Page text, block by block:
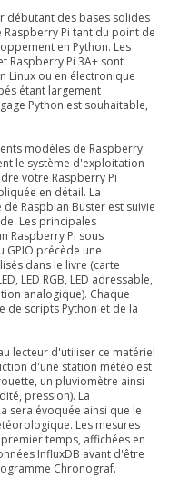
débutant des bases solides
Pi tant du point de
en Python. Les
Raspberry Pi 3A+ sont
Linux ou en électronique
étant largement
Python est souhaitable,
modèles de Raspberry
le système d'exploitation
votre Raspberry Pi
en détail. La
Raspbian Buster est suivie
Les principales
Raspberry Pi sous
GPIO précède une
dans le livre (carte
LED RGB, LED adressable,
analogique). Chaque
de scripts Python et de la
lecteur d'utiliser ce matériel
d'une station météo est
un pluviomètre ainsi
pression). La
sera évoquée ainsi que le
Les mesures
temps, affichées en
InfluxDB avant d'être
Chronograf.